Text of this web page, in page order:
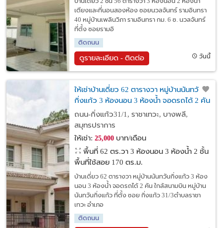
เตียงและที่นอนสองห้อง ซอยนวลจันทร์ รามอินทรา
40 หมู่บ้านเพลินวิภา รามอินทรา กม. 6 ซ. นวลจันทร์
ที่ตั้ง ซอยรามอิ
ติดถนน
ดูรายละเอียด - ติดต่อ วันนี้
ให้เช่าบ้านเดี่ยว 62 ตารางวา หมู่บ้านนันทวัน
กิ่งแก้ว 3 ห้องนอน 3 ห้องน้ำ จอดรถได้ 2 คัน
ใกล้สนามบิน
ถนน-กิ่งแก้ว31/1, ราชาเทวะ, บางพลี,
สมุทรปราการ
ให้เช่า: 25,000บาท/เดือน
พื้นที่ 62 ตร.วา 3 ห้องนอน 3 ห้องน้ำ 2 ชั้น
พื้นที่ใช้สอย 170 ตร.ม.
บ้านเดี่ยว 62 ตารางวา หมู่บ้านนันทวันกิ่งแก้ว 3 ห้อง
นอน 3 ห้องน้ำ จอดรถได้ 2 คัน ใกล้สนามบิน หมู่บ้าน
นันทวันกิ่งแก้ว ที่ตั้ง ซอย กิ่งแก้ว 31/3ตำบลราชา
เทวะ อำเภอ
ติดถนน